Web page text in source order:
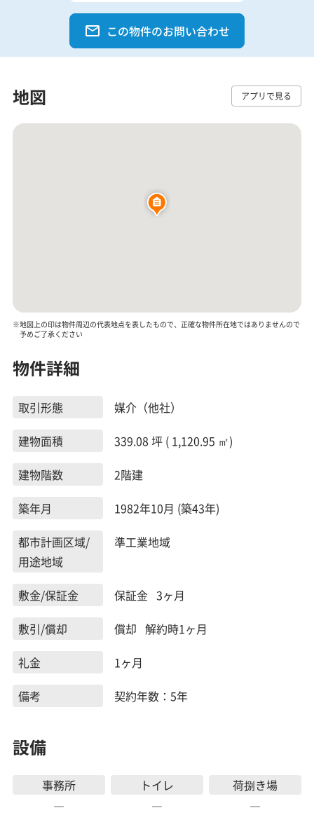
この物件のお問い合わせ
地図 アプリで見る
※地図上の印は物件周辺の代表地点を表したもので、正確な物件所在地ではありませんので
予めご了承ください
物件詳細
取引形態
媒介（他社）
建物面積
339.08 坪 ( 1,120.95 ㎡)
建物階数
2階建
築年月
1982年10月 (築43年)
都市計画区域/
用途地域
準工業地域
敷金/保証金
保証金 3ヶ月
敷引/償却
償却 解約時1ヶ月
礼金
1ヶ月
備考
契約年数：5年
設備
事務所
―
トイレ
―
荷捌き場
―